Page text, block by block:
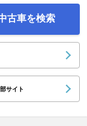
古車を検索
サイト